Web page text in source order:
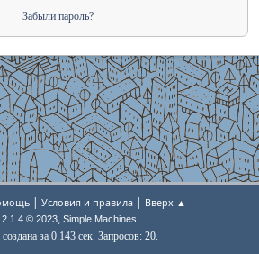
Забыли пароль?
| Условия и правила | Вверх ▲
2.1.4 © 2023, Simple Machines
за 0.143 сек. Запросов: 20.